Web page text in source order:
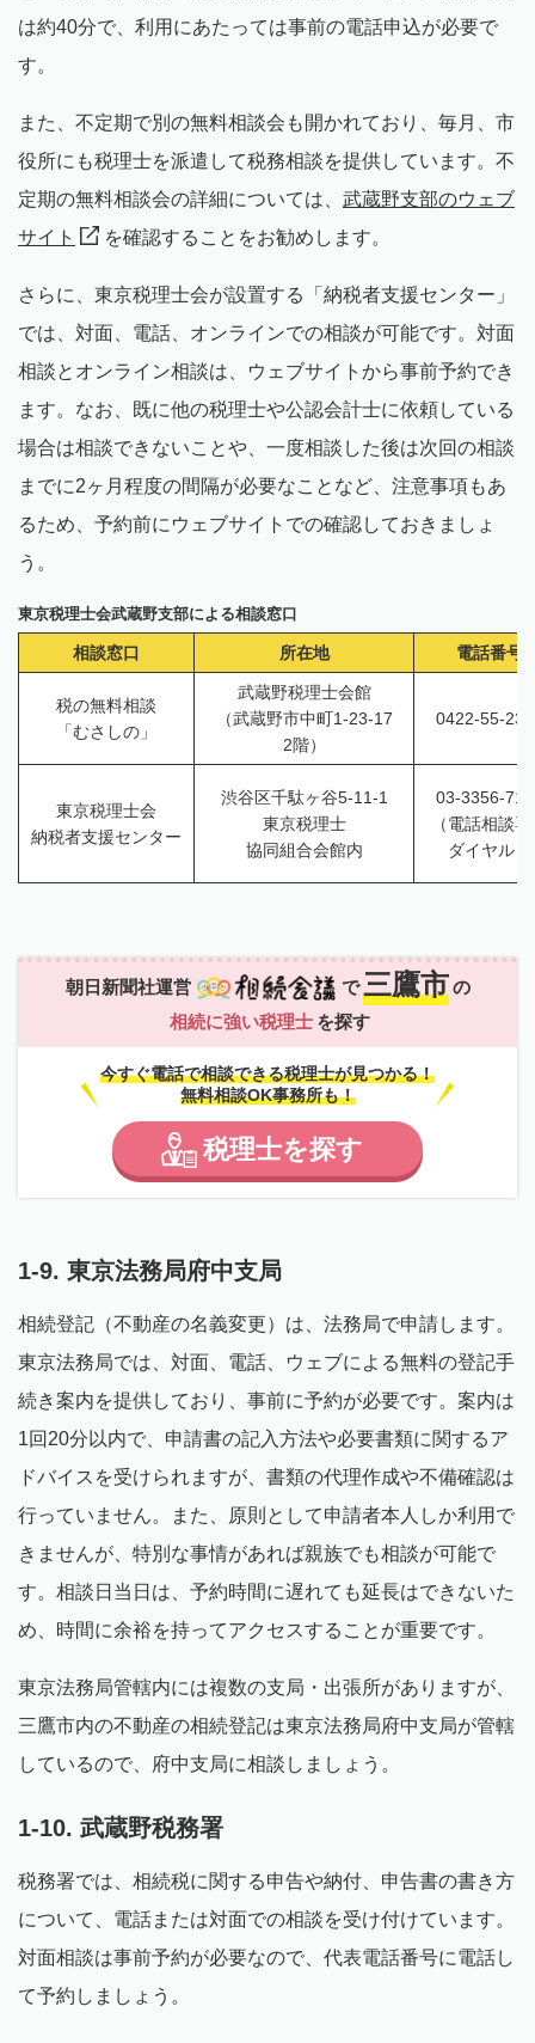
は約40分で、利用にあたっては事前の電話申込が必要で
す。
また、不定期で別の無料相談会も開かれており、毎月、市
役所にも税理士を派遣して税務相談を提供しています。不
定期の無料相談会の詳細については、 武蔵野支部のウェブ
サイト
を確認することをお勧めします。
さらに、東京税理士会が設置する「納税者支援センター」
では、対面、電話、オンラインでの相談が可能です。対面
相談とオンライン相談は、ウェブサイトから事前予約でき
ます。なお、既に他の税理士や公認会計士に依頼している
場合は相談できないことや、一度相談した後は次回の相談
までに2ヶ月程度の間隔が必要なことなど、注意事項もあ
るため、予約前にウェブサイトでの確認しておきましょ
う。
東京税理士会武蔵野支部による相談窓口
相談窓口 所在地 電話番号
税の無料相談
「むさしの」
武蔵野税理士会館
（武蔵野市中町1-23-17
2階）
0422-55-
東京税理士会
納税者支援センター
渋谷区千駄ヶ谷5-11-1
東京税理士
協同組合会館内
03-3356-
（電話相談
ダイヤル）
朝日新聞社運営 で 三鷹市 の
相続に強い税理士 を探す
今すぐ電話で相談できる税理士が見つかる！
無料相談OK事務所も！
税理士を探す
1-9. 東京法務局府中支局
相続登記（不動産の名義変更）は、法務局で申請します。
東京法務局では、対面、電話、ウェブによる無料の登記手
続き案内を提供しており、事前に予約が必要です。案内は
1回20分以内で、申請書の記入方法や必要書類に関するア
ドバイスを受けられますが、書類の代理作成や不備確認は
行っていません。また、原則として申請者本人しか利用で
きませんが、特別な事情があれば親族でも相談が可能で
す。相談日当日は、予約時間に遅れても延長はできないた
め、時間に余裕を持ってアクセスすることが重要です。
東京法務局管轄内には複数の支局・出張所がありますが、
三鷹市内の不動産の相続登記は東京法務局府中支局が管轄
しているので、府中支局に相談しましょう。
1-10. 武蔵野税務署
税務署では、相続税に関する申告や納付、申告書の書き方
について、電話または対面での相談を受け付けています。
対面相談は事前予約が必要なので、代表電話番号に電話し
て予約しましょう。